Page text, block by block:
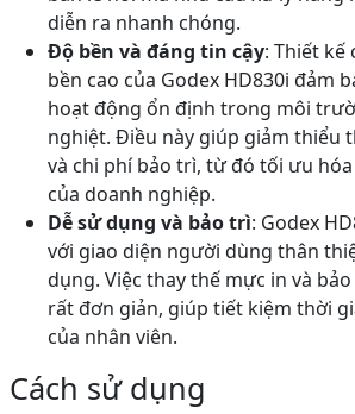
diễn ra nhanh chóng.
Độ bền và đáng tin cậy: Thiết kế
bền cao của Godex HD830i đảm
hoạt động ổn định trong môi
nghiệt. Điều này giúp giảm thiểu
và chi phí bảo trì, từ đó tối ưu
của doanh nghiệp.
Dễ sử dụng và bảo trì: Godex
với giao diện người dùng thân
dụng. Việc thay thế mực in và
rất đơn giản, giúp tiết kiệm thời
của nhân viên.
Cách sử dụng